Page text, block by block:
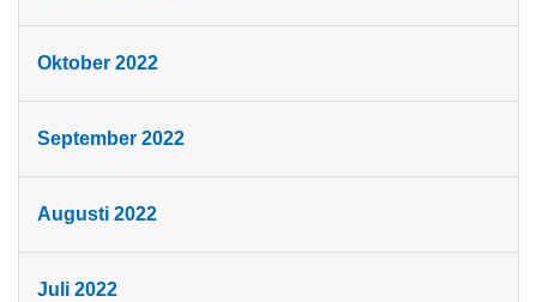
Oktober 2022
September 2022
Augusti 2022
Juli 2022